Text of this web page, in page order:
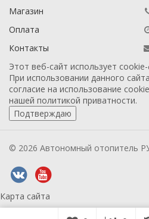
Магазин
Оплата
Контакты
Этот веб-сайт использует
При использовании данного
согласие на использование
нашей политикой приватности.
Подтверждаю
© 2026 Автономный отопитель
Карта сайта